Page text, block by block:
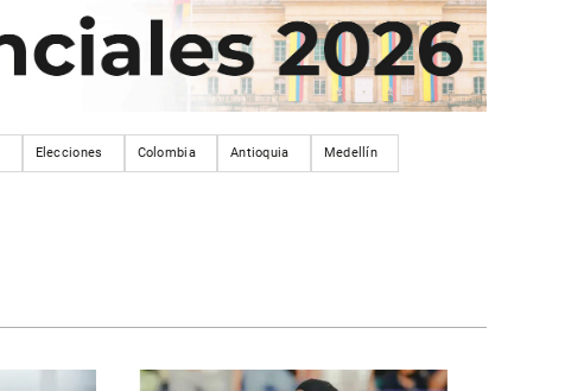
Elecciones Colombia Antioquia Medellín